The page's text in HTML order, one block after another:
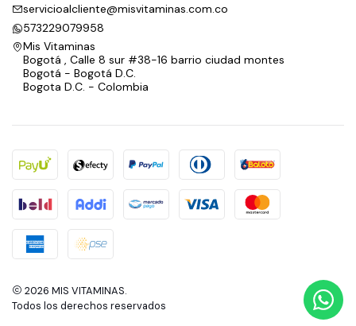
servicioalcliente@misvitaminas.com.co
573229079958
Mis Vitaminas
Bogotá , Calle 8 sur #38-16 barrio ciudad montes
Bogotá - Bogotá D.C.
Bogota D.C. - Colombia
2026 MIS VITAMINAS.
Todos los derechos reservados